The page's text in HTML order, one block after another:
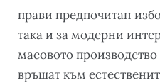
прави предпочитан
така и за модерни
масовото производство
връщат към